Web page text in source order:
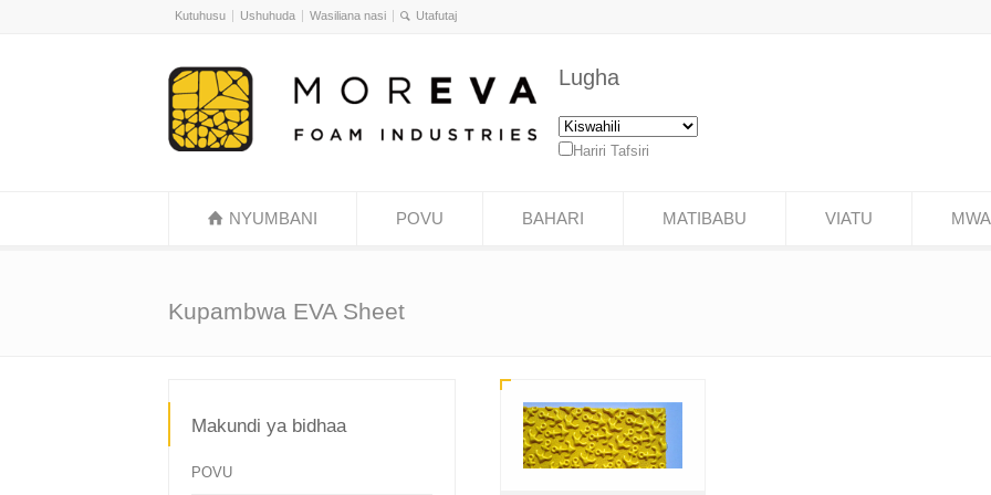
Kutuhusu Ushuhuda Wasiliana nasi
Lugha
Hariri Tafsiri
NYUMBANI POVU BAHARI MATIBABU VIATU
Kupambwa EVA Sheet
Makundi ya bidhaa
POVU